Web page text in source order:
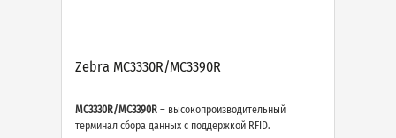
Zebra MC3330R/MC3390R
MC3330R/MC3390R – высокопроизводительный
терминал сбора данных с поддержкой RFID.